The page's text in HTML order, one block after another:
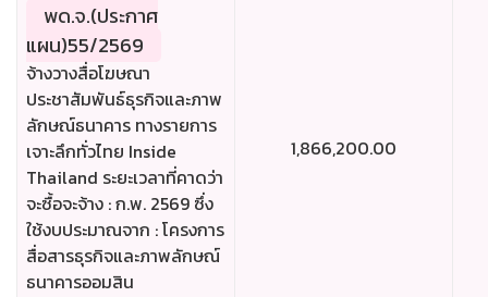
พด.จ.(ประกาศ
แผน)55/2569
จ้างวางสื่อโฆษณา
ประชาสัมพันธ์ธุรกิจและภาพ
ลักษณ์ธนาคาร ทางรายการ
เจาะลึกทั่วไทย Inside
Thailand ระยะเวลาที่คาดว่า
จะซื้อจะจ้าง : ก.พ. 2569 ซึ่ง
ใช้งบประมาณจาก : โครงการ
สื่อสารธุรกิจและภาพลักษณ์
ธนาคารออมสิน
1,866,200.00